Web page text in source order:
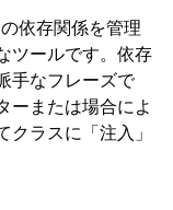
依存関係を管理
ツールです。依存
手なフレーズで
ーまたは場合によ
ラスに「注入」